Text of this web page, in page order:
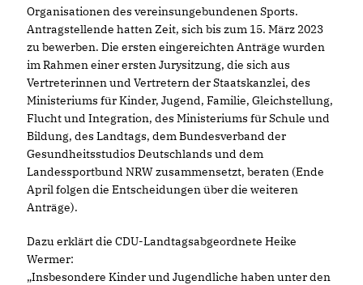
Organisationen des vereinsungebundenen Sports.
Antragstellende hatten Zeit, sich bis zum 15. März 2023
zu bewerben. Die ersten eingereichten Anträge wurden
im Rahmen einer ersten Jurysitzung, die sich aus
Vertreterinnen und Vertretern der Staatskanzlei, des
Ministeriums für Kinder, Jugend, Familie, Gleichstellung,
Flucht und Integration, des Ministeriums für Schule und
Bildung, des Landtags, dem Bundesverband der
Gesundheitsstudios Deutschlands und dem
Landessportbund NRW zusammensetzt, beraten (Ende
April folgen die Entscheidungen über die weiteren
Anträge).
Dazu erklärt die CDU-Landtagsabgeordnete Heike
Wermer:
Insbesondere Kinder und Jugendliche haben unter den